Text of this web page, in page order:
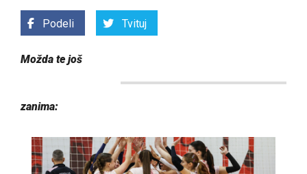
Podeli Tvituj
Možda te još
zanima: